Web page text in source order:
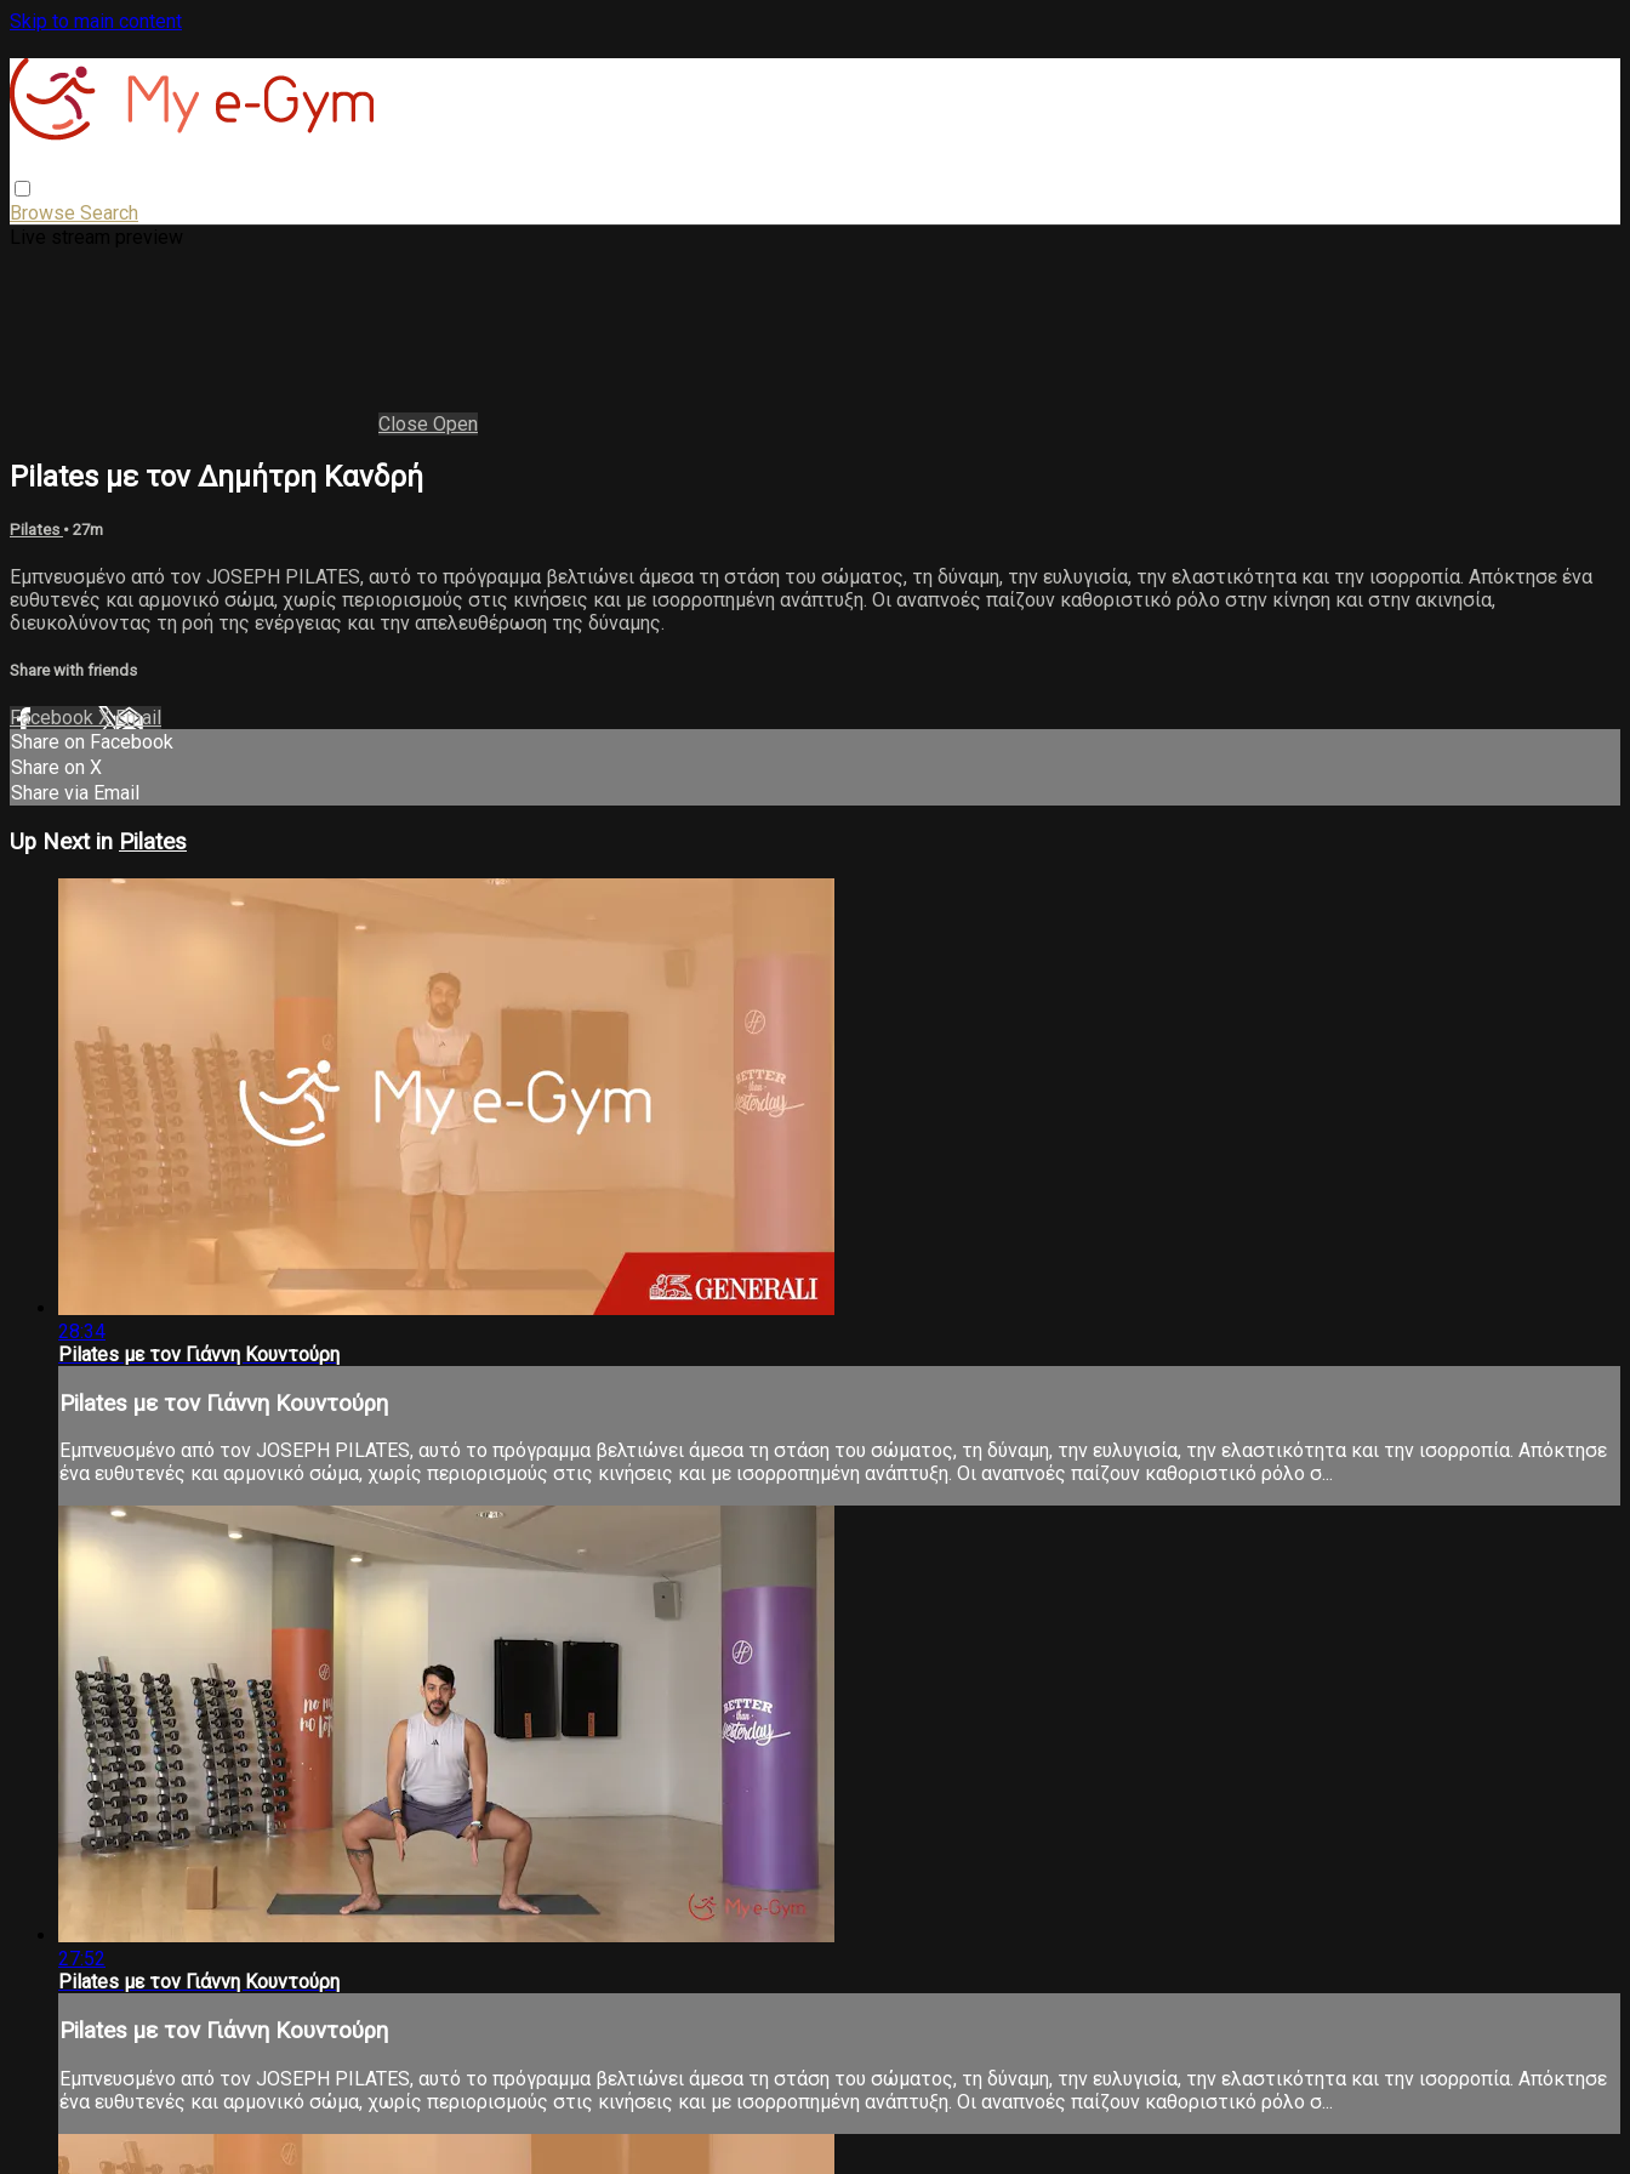
Skip to main content
Browse Search
Close Open
Pilates με τον Δημήτρη Κανδρή
Pilates • 27m
Εμπνευσμένο από τον JOSEPH PILATES, αυτό το πρόγραμμα βελτιώνει άμεσα τη στάση του σώματος, τη δύναμη, την ευλυγισία, την ελαστικότητα και την ισορροπία. Απόκτησε ένα
ευθυτενές και αρμονικό σώμα, χωρίς περιορισμούς στις κινήσεις και με ισορροπημένη ανάπτυξη. Οι αναπνοές παίζουν καθοριστικό ρόλο στην κίνηση και στην ακινησία,
διευκολύνοντας τη ροή της ενέργειας και την απελευθέρωση της δύναμης.
Share with friends
Facebook XEmail
Share on Facebook
Share on X
Share via Email
Up Next in Pilates
28:34
Pilates με τον Γιάννη Κουντούρη
Pilates με τον Γιάννη Κουντούρη
Εμπνευσμένο από τον JOSEPH PILATES, αυτό το πρόγραμμα βελτιώνει άμεσα τη στάση του σώματος, τη δύναμη, την ευλυγισία, την ελαστικότητα και την ισορροπία. Απόκτησε
ένα ευθυτενές και αρμονικό σώμα, χωρίς περιορισμούς στις κινήσεις και με ισορροπημένη ανάπτυξη. Οι αναπνοές παίζουν καθοριστικό ρόλο σ...
27:52
Pilates με τον Γιάννη Κουντούρη
Pilates με τον Γιάννη Κουντούρη
Εμπνευσμένο από τον JOSEPH PILATES, αυτό το πρόγραμμα βελτιώνει άμεσα τη στάση του σώματος, τη δύναμη, την ευλυγισία, την ελαστικότητα και την ισορροπία. Απόκτησε
ένα ευθυτενές και αρμονικό σώμα, χωρίς περιορισμούς στις κινήσεις και με ισορροπημένη ανάπτυξη. Οι αναπνοές παίζουν καθοριστικό ρόλο σ...